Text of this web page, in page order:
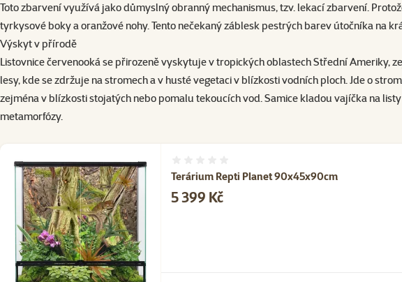
Toto zbarvení využívá jako důmyslný obranný mechanismus, tzv. lekací zbarvení.
tyrkysové boky a oranžové nohy. Tento nečekaný záblesk pestrých barev útočníka na
Výskyt v přírodě
Listovnice červenooká se přirozeně vyskytuje v tropických oblastech Střední Ameriky,
lesy, kde se zdržuje na stromech a v husté vegetaci v blízkosti vodních ploch. Jde o
zejména v blízkosti stojatých nebo pomalu tekoucích vod. Samice kladou vajíčka na
metamorfózy.
Terárium Repti Planet 90x45x90cm
Cena
5 399 Kč